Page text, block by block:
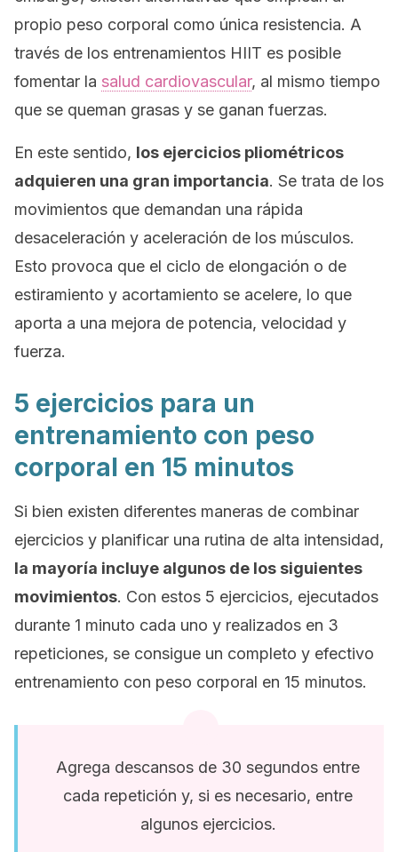
propio peso corporal como única resistencia. A
través de los entrenamientos HIIT es posible
fomentar la salud cardiovascular, al mismo tiempo
que se queman grasas y se ganan fuerzas.
En este sentido, los ejercicios pliométricos
adquieren una gran importancia. Se trata de los
movimientos que demandan una rápida
desaceleración y aceleración de los músculos.
Esto provoca que el ciclo de elongación o de
estiramiento y acortamiento se acelere, lo que
aporta a una mejora de potencia, velocidad y
fuerza.
5 ejercicios para un
entrenamiento con peso
corporal en 15 minutos
Si bien existen diferentes maneras de combinar
ejercicios y planificar una rutina de alta intensidad,
la mayoría incluye algunos de los siguientes
movimientos. Con estos 5 ejercicios, ejecutados
durante 1 minuto cada uno y realizados en 3
repeticiones, se consigue un completo y efectivo
entrenamiento con peso corporal en 15 minutos.
Agrega descansos de 30 segundos entre
cada repetición y, si es necesario, entre
algunos ejercicios.